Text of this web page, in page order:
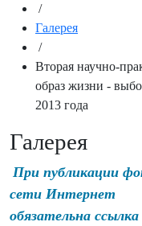
/
Галерея
/
Вторая научно-
образ жизни -
2013 года
Галерея
При публикации
сети Интернет
обязательна